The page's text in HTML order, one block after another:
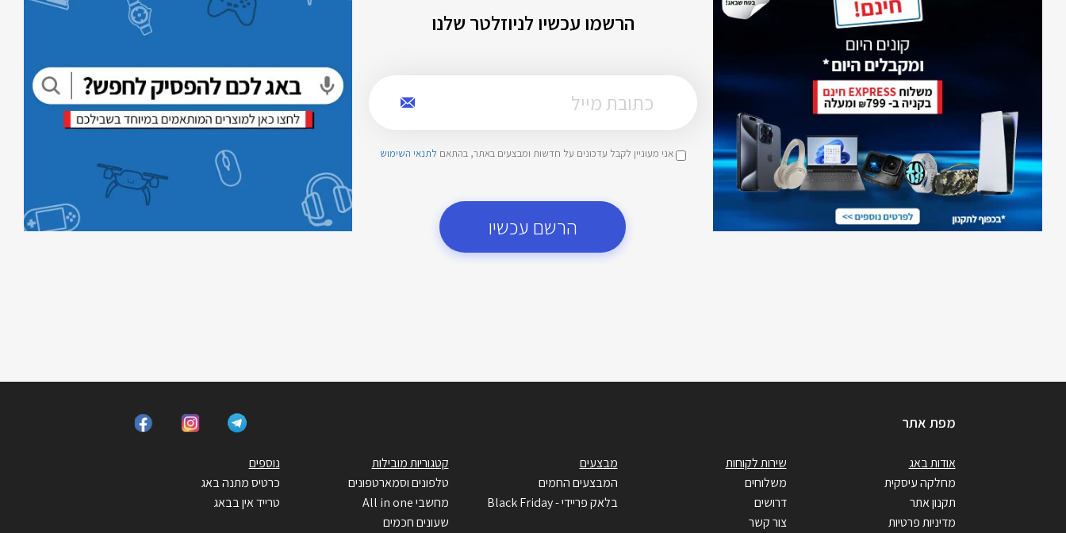
הרשמו עכשיו לניוזלטר שלנו
אני מעוניין לקבל עדכונים על חדשות ומבצעים באתר, בהתאם לתנאי השימוש
הרשם עכשיו
מפת אתר
אודות באג
מחלקה עיסקית
תקנון אתר
מדיניות פרטיות
שירות לקוחות
משלוחים
דרושים
צור קשר
מבצעים
המבצעים החמים
בלאק פריידי - Black Friday
קטגוריות מובילות
טלפונים וסמארטפונים
מחשבי All in one
שעונים חכמים
נוספים
כרטיס מתנה באג
טרייד אין בבאג